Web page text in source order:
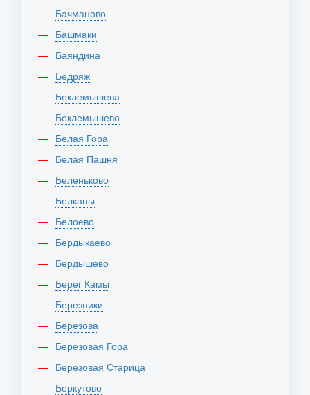
Бачманово
Башмаки
Баяндина
Бедряж
Беклемышева
Беклемышево
Белая Гора
Белая Пашня
Беленьково
Белканы
Белоево
Бердыкаево
Бердышево
Берег Камы
Березники
Березова
Березовая Гора
Березовая Старица
Беркутово